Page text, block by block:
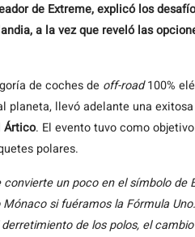
de Extreme, explicó los
a la vez que reveló las
de coches de off-road100%
planeta, llevó adelante una
Ártico. El evento tuvo como
polares.
convierte un poco en el símbolo
si fuéramos la Fórmula
de los polos, el